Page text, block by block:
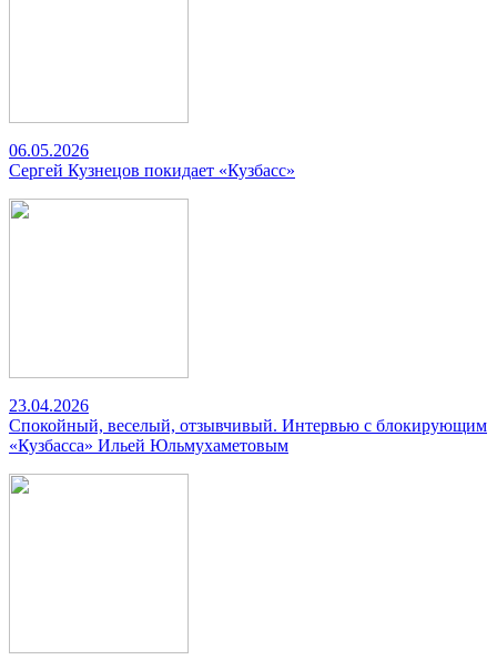
06.05.2026
Сергей Кузнецов покидает «Кузбасс»
23.04.2026
Спокойный, веселый, отзывчивый. Интервью с блокирующим
«Кузбасса» Ильей Юльмухаметовым